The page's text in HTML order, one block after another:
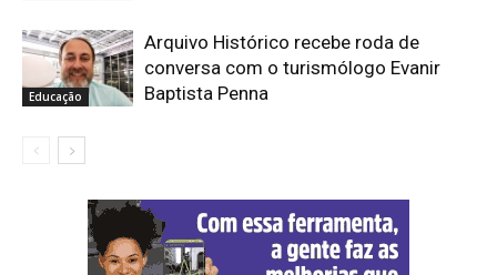
Educação
Arquivo Histórico recebe roda de
conversa com o turismólogo Evanir
Baptista Penna